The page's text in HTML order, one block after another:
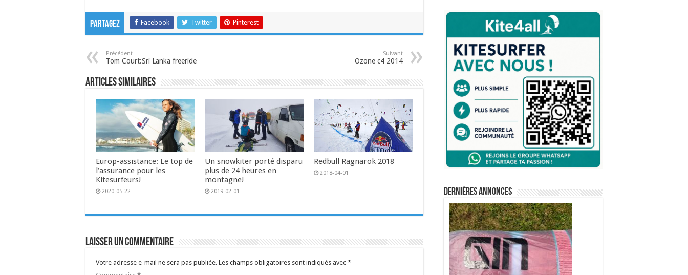
Partagez Facebook Twitter Pinterest
Précédent
Tom Court:Sri Lanka freeride
Suivant
Ozone c4 2014
Articles similaires
Europ-assistance: Le top de
l’assurance pour les
Kitesurfeurs!
2020-05-22
Un snowkiter porté disparu
plus de 24 heures en
montagne!
2019-02-01
Redbull Ragnarok 2018
2018-04-01
Laisser un commentaire
Votre adresse e-mail ne sera pas publiée. Les champs obligatoires sont indiqués avec *
Dernières annonces